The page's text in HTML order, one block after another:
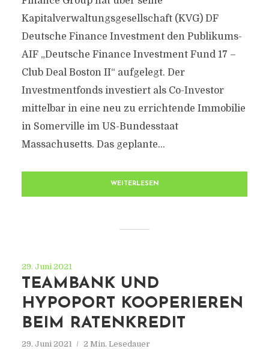
Kapitalverwaltungsgesellschaft (KVG) DF
Deutsche Finance Investment den Publikums-
AIF „Deutsche Finance Investment Fund 17 –
Club Deal Boston II“ aufgelegt. Der
Investmentfonds investiert als Co-Investor
mittelbar in eine neu zu errichtende Immobilie
in Somerville im US-Bundesstaat
Massachusetts. Das geplante...
WEITERLESEN
29. Juni 2021
TEAMBANK UND
HYPOPORT KOOPERIEREN
BEIM RATENKREDIT
29. Juni 2021 2 Min. Lesedauer